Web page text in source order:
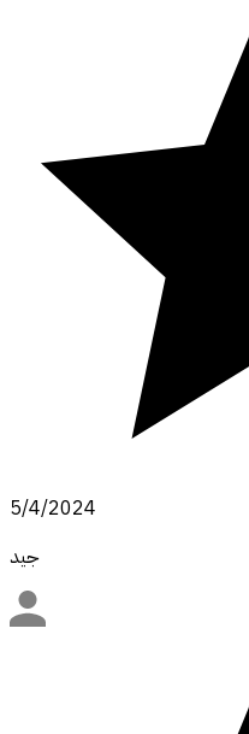
5/4/2024
جيد